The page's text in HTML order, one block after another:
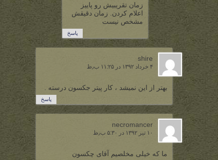
زمان تقریبیش رو پاییز
اعلام کردن. زمان دقیقش
مشخص نیست
پاسخ
shire
۴ خرداد ۱۳۹۲ در ۱۱:۲۵ ب٫ظ
بهتر از این نمیشد ، کار پیتر جکسون درسته .
پاسخ
necromancer
۱۰ تیر ۱۳۹۲ در ۵:۳۰ ب٫ظ
ما که خیلی مخلصیم آقای چکسون